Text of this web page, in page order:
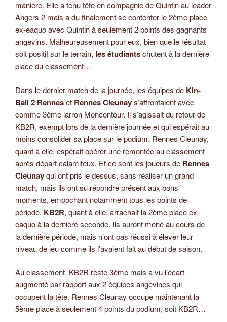
manière. Elle a tenu tête en compagnie de Quintin au leader
Angers 2 mais a du finalement se contenter le 2ème place
ex-eaquo avec Quintin à seulement 2 points des gagnants
angevins. Malheureusement pour eux, bien que le résultat
soit positif sur le terrain, les étudiantschutent à la dernière
place du classement…
Dans le dernier match de la journée, les équipes de Kin-
Ball 2 Renneset Rennes Cleunays’affrontaient avec
comme 3ème larron Moncontour. Il s’agissait du retour de
KB2R, exempt lors de la dernière journée et qui espérait au
moins consolider sa place sur le podium. Rennes Cleunay,
quant à elle, espérait opérer une remontée au classement
après départ calamiteux. Et ce sont les joueurs de Rennes
Cleunayqui ont pris le dessus, sans réaliser un grand
match, mais ils ont su répondre présent aux bons
moments, empochant notamment tous les points de
période. KB2R, quant à elle, arrachait la 2ème place ex-
eaquo à la dernière seconde. Ils auront mené au cours de
la dernière période, mais n’ont pas réussi à élever leur
niveau de jeu comme ils l’avaient fait au début de saison.
Au classement, KB2R reste 3ème mais a vu l’écart
augmenté par rapport aux 2 équipes angevines qui
occupent la tête. Rennes Cleunay occupe maintenant la
5ème place à seulement 4 points du podium, soit KB2R…